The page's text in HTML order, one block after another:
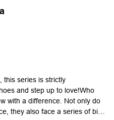
this series is strictly
and step up to love!Who
with a difference. Not only do
they also face a series of bi…